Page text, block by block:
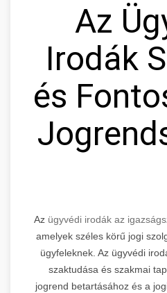
Az
Irodák
és
Az ügyvédi irodák az
amelyek széles körű jogi
ügyfeleknek. Az ügyvédi
szaktudása és szakmai
jogrend betartásához és a